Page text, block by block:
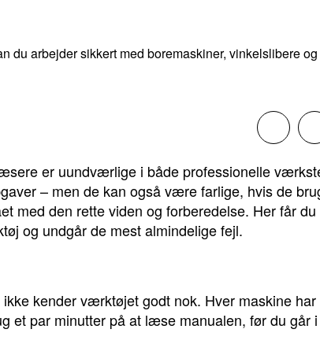
arbejder sikkert med boremaskiner, vinkelslibere
er uundværlige i både professionelle
– men de kan også være farlige, hvis de
med den rette viden og forberedelse. Her får
og undgår de mest almindelige fejl.
kender værktøjet godt nok. Hver maskine
et par minutter på at læse manualen, før du går